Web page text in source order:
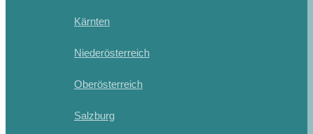
Kärnten
Niederösterreich
Oberösterreich
Salzburg